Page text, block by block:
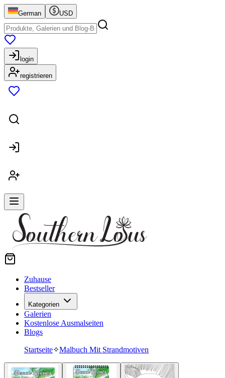
German USD
login
registrieren
Zuhause
Bestseller
Kategorien
Galerien
Kostenlose Ausmalseiten
Blogs
Startseite✧Malbuch Mit Strandmotiven